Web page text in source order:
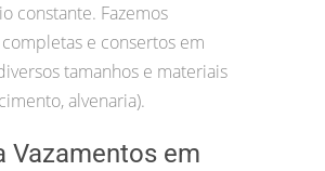
constante. Fazemos
e consertos em
tamanhos e materiais
alvenaria).
Vazamentos em